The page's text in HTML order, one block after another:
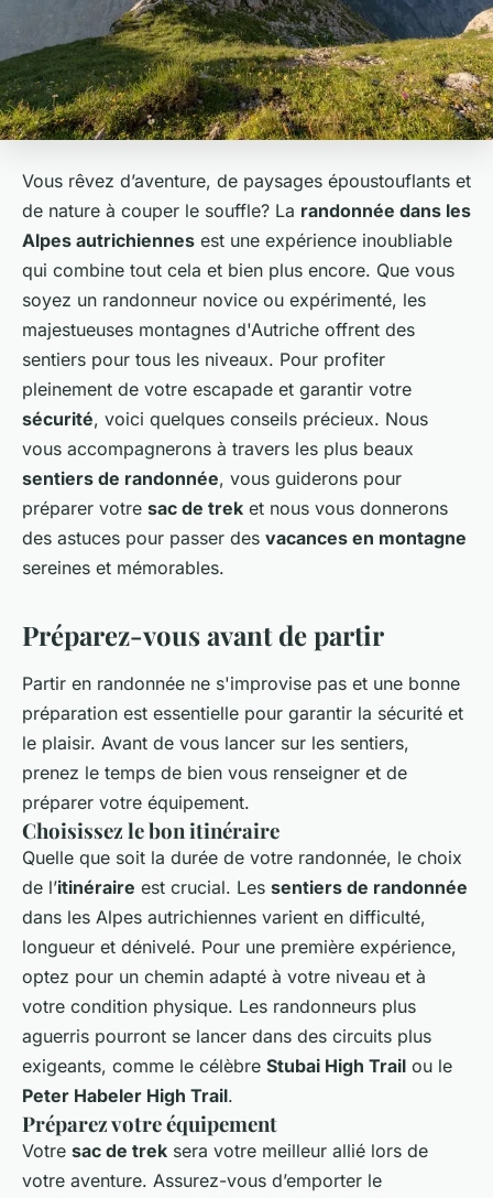
Vous rêvez d’aventure, de paysages époustouflants et
de nature à couper le souffle? La randonnée dans les
Alpes autrichiennes est une expérience inoubliable
qui combine tout cela et bien plus encore. Que vous
soyez un randonneur novice ou expérimenté, les
majestueuses montagnes d'Autriche offrent des
sentiers pour tous les niveaux. Pour profiter
pleinement de votre escapade et garantir votre
sécurité, voici quelques conseils précieux. Nous
vous accompagnerons à travers les plus beaux
sentiers de randonnée, vous guiderons pour
préparer votre sac de trek et nous vous donnerons
des astuces pour passer des vacances en montagne
sereines et mémorables.
Préparez-vous avant de partir
Partir en randonnée ne s'improvise pas et une bonne
préparation est essentielle pour garantir la sécurité et
le plaisir. Avant de vous lancer sur les sentiers,
prenez le temps de bien vous renseigner et de
préparer votre équipement.
Choisissez le bon itinéraire
Quelle que soit la durée de votre randonnée, le choix
de l’itinéraire est crucial. Les sentiers de randonnée
dans les Alpes autrichiennes varient en difficulté,
longueur et dénivelé. Pour une première expérience,
optez pour un chemin adapté à votre niveau et à
votre condition physique. Les randonneurs plus
aguerris pourront se lancer dans des circuits plus
exigeants, comme le célèbre Stubai High Trail ou le
Peter Habeler High Trail.
Préparez votre équipement
Votre sac de trek sera votre meilleur allié lors de
votre aventure. Assurez-vous d’emporter le